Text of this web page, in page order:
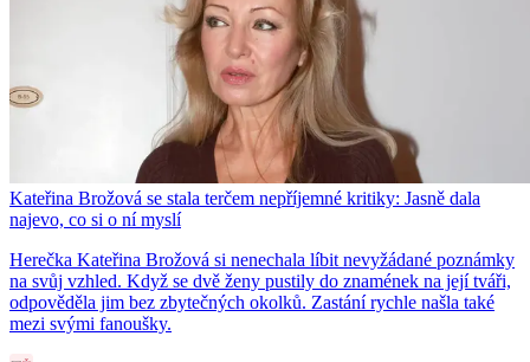
Kateřina Brožová se stala terčem nepříjemné kritiky: Jasně dala
najevo, co si o ní myslí
Herečka Kateřina Brožová si nenechala líbit nevyžádané poznámky
na svůj vzhled. Když se dvě ženy pustily do znamének na její tváři,
odpověděla jim bez zbytečných okolků. Zastání rychle našla také
mezi svými fanoušky.